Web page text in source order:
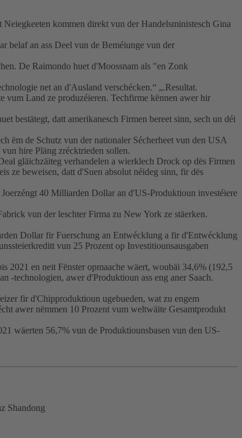
kommen direkt vun der Handelsministesch Gina
belaf an ass Deel vun de Beméiunge vun der
De Raimondo huet d'Moossnam als "en Zonk
net an d'Ausland verschécken.“ „.Resultat.
vum Land ze produzéieren. Techfirme kënnen awer hir
bestätegt, datt amerikanesch Firmen bereet sinn, sech un déi
ëm de Schutz vun der nationaler Sécherheet vun den USA
hire Pläng zrécktrieden sollen.
gläichzäiteg verhandelen a wierklech Drock op dës Firmen
ze beweisen, datt d'Suen absolut néideg sinn, fir dës
40 Milliarden Dollar an d'US-Produktioun investéiere
vun der leschter Firma zu New York ze stäerken.
Dollar fir Fuerschung an Entwécklung a fir d'Entwécklung
vun 25 Prozent op Investitiounsausgaben
2021 en neit Fënster opmaache wäert, woubäi 34,6% (192,5
-technologien, awer d'Produktioun ass eng aner Saach.
fir d'Chipproduktioun ugebueden, wat zu engem
awer nëmmen 10 Prozent vum weltwäite Gesamtprodukt
wäerten 56,7% vun de Produktiounsbasen vun den US-
Shandong